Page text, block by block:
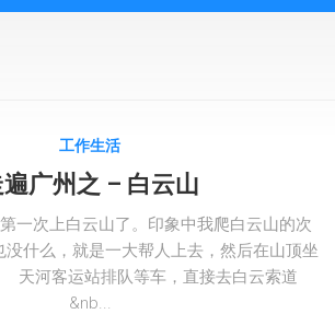
工作生活
遍广州之 – 白云山
一次上白云山了。印象中我爬白云山的次
没什么，就是一大帮人上去，然后在山顶坐
天河客运站排队等车，直接去白云索道
&nb...